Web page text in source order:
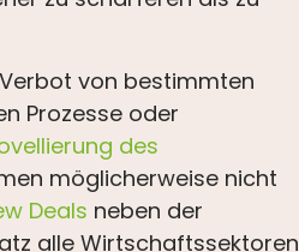
von bestimmten
Prozesse oder
des
möglicherweise nicht
Deals neben der
alle Wirtschaftssektoren